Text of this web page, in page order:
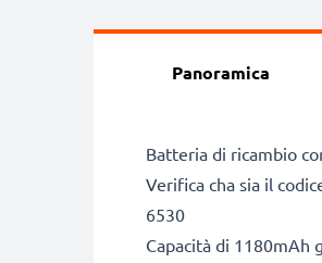
Panoramica
Batteria di ricambio
Verifica cha sia il
6530
Capacità di 1180mAh